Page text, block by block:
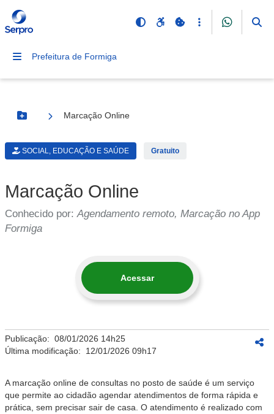
Prefeitura de Formiga
Botão Menu
Marcação Online
SOCIAL, EDUCAÇÃO E SAÚDE Gratuito
Marcação Online
Conhecido por:Agendamento remoto, Marcação no App
Formiga
Acessar
Publicação: 08/01/2026 14h25
Última modificação: 12/01/2026 09h17
A marcação online de consultas no posto de saúde é um serviço
que permite ao cidadão agendar atendimentos de forma rápida e
prática, sem precisar sair de casa. O atendimento é realizado com